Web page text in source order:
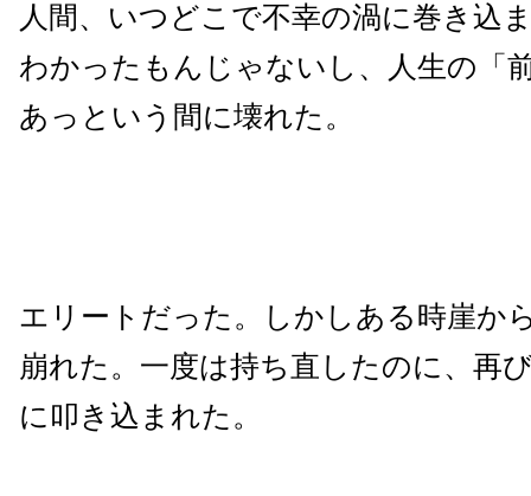
人間、いつどこで不幸の渦に巻き込
わかったもんじゃないし、人生の「
あっという間に壊れた。
エリートだった。しかしある時崖か
崩れた。一度は持ち直したのに、再
に叩き込まれた。